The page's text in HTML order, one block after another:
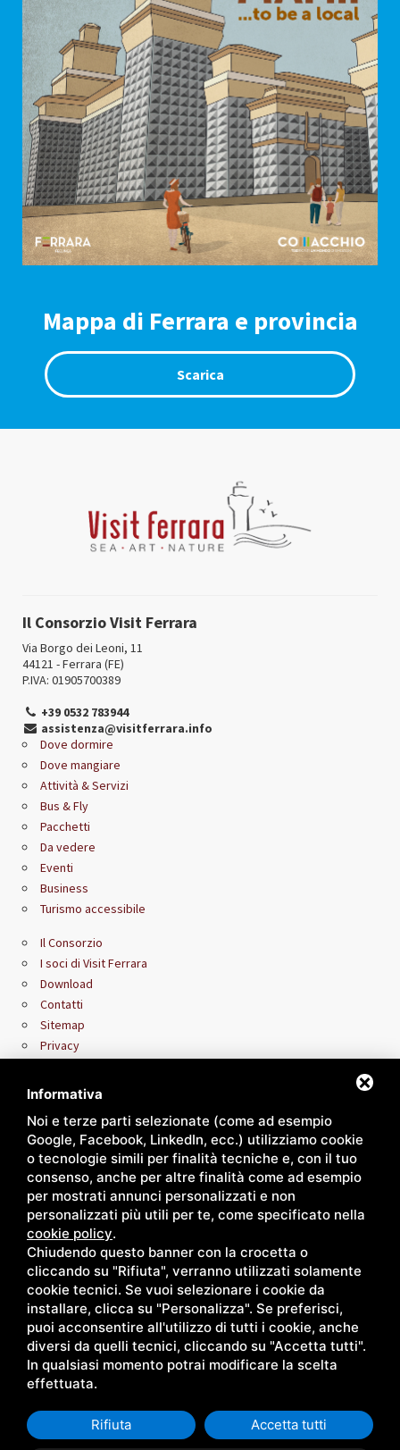
Mappa di Ferrara e provincia
Scarica
Il Consorzio Visit Ferrara
Via Borgo dei Leoni, 11
44121 - Ferrara (FE)
P.IVA: 01905700389
+39 0532 783944
assistenza@visitferrara.info
Dove dormire
Dove mangiare
Attività & Servizi
Bus & Fly
Pacchetti
Da vedere
Eventi
Business
Turismo accessibile
Il Consorzio
I soci di Visit Ferrara
Download
Contatti
Sitemap
Privacy
Informativa
Noi e terze parti selezionate (come ad esempio
Google, Facebook, LinkedIn, ecc.) utilizziamo cookie
o tecnologie simili per finalità tecniche e, con il tuo
consenso, anche per altre finalità come ad esempio
per mostrati annunci personalizzati e non
personalizzati più utili per te, come specificato nella
cookie policy.
Chiudendo questo banner con la crocetta o
cliccando su "Rifiuta", verranno utilizzati solamente
cookie tecnici. Se vuoi selezionare i cookie da
installare, clicca su "Personalizza". Se preferisci,
puoi acconsentire all'utilizzo di tutti i cookie, anche
diversi da quelli tecnici, cliccando su "Accetta tutti".
In qualsiasi momento potrai modificare la scelta
effettuata.
Rifiuta Accetta tutti